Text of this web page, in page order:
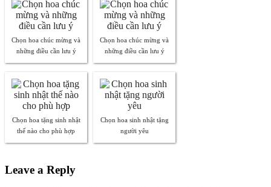
Chọn hoa chúc mừng và
những điều cần lưu ý
Chọn hoa chúc mừng và
những điều cần lưu ý
Chọn hoa tặng sinh nhật
thế nào cho phù hợp
Chọn hoa sinh nhật tặng
người yêu
Leave a Reply